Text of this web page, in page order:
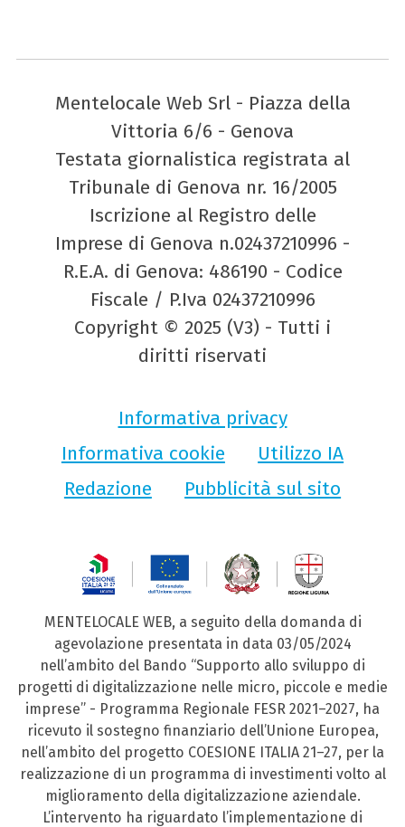
Mentelocale Web Srl - Piazza della
Vittoria 6/6 - Genova
Testata giornalistica registrata al
Tribunale di Genova nr. 16/2005
Iscrizione al Registro delle
Imprese di Genova n.02437210996 -
R.E.A. di Genova: 486190 - Codice
Fiscale / P.Iva 02437210996
Copyright © 2025 (V3) - Tutti i
diritti riservati
Informativa privacy
Informativa cookie
Utilizzo IA
Redazione
Pubblicità sul sito
MENTELOCALE WEB, a seguito della domanda di
agevolazione presentata in data 03/05/2024
nell’ambito del Bando “Supporto allo sviluppo di
progetti di digitalizzazione nelle micro, piccole e medie
imprese” - Programma Regionale FESR 2021–2027, ha
ricevuto il sostegno finanziario dell’Unione Europea,
nell’ambito del progetto COESIONE ITALIA 21–27, per la
realizzazione di un programma di investimenti volto al
miglioramento della digitalizzazione aziendale.
L’intervento ha riguardato l’implementazione di